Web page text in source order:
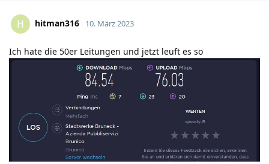
H hitman316 10. März 2023
Ich hate die 50er Leitungen und jetzt leuft es so